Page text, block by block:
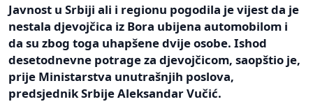
Javnost u Srbiji ali i regionu pogodila je vijest da je
nestala djevojčica iz Bora ubijena automobilom i
da su zbog toga uhapšene dvije osobe. Ishod
desetodnevne potrage za djevojčicom, saopštio je,
prije Ministarstva unutrašnjih poslova,
predsjednik Srbije Aleksandar Vučić.